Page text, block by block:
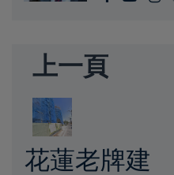
上一頁
花蓮老牌建